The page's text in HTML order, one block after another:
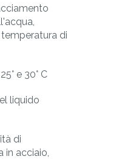
di
e 30° C
liquido
di
in acciaio,